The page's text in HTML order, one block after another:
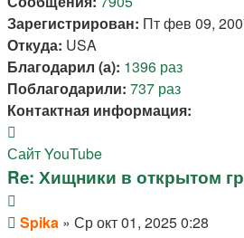
Зарегистрирован: Пт фев 09,
Откуда: USA
Благодарил (а): 1396 раз
Поблагодарили: 737 раз
Контактная информация:
информация
пользователя
СайтYouTube
Re: Хищники в открытом
Сообщение
Spika » Ср окт 01, 2025 0:28